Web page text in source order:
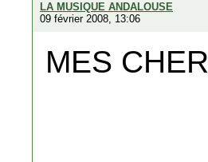
LA MUSIQUE ANDALOUSE
09 février 2008, 13:06
MES